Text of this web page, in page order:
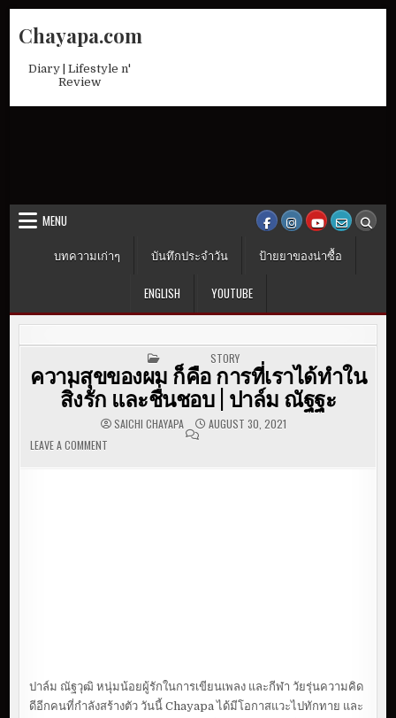
Chayapa.com
Diary | Lifestyle n'
Review
MENU
บทความเก่าๆ
บันทึกประจำวัน ป้ายยาของน่าซื้อ
ENGLISH YOUTUBE
STORY
ความสุขของผม ก็คือ การที่เราได้ทำใน
สิ่งรัก และชื่นชอบ | ปาล์ม ณัฐฐะ
SAICHI CHAYAPA
AUGUST 30, 2021
LEAVE A COMMENT ON ความสุขของผม ก็คือ การที่เราได้ทำในสิ่งรัก และชื่น
ปาล์ม ณัฐวุฒิ หนุ่มน้อยผู้รักในการเขียนเพลง และกีฬา วัยรุ่นความคิด
ดีอีกคนที่กำลังสร้างตัว วันนี้ Chayapa ได้มีโอกาสแวะไปทักทาย และ